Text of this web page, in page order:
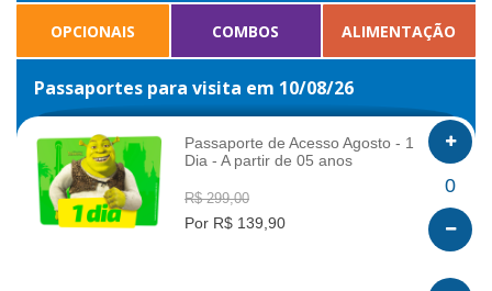
OPCIONAIS COMBOS ALIMENTAÇÃO
Passaportes para visita em 10/08/26
INFO
Passaporte de Acesso Agosto - 1
Dia - A partir de 05 anos
R$ 299,00
Por R$ 139,90
0